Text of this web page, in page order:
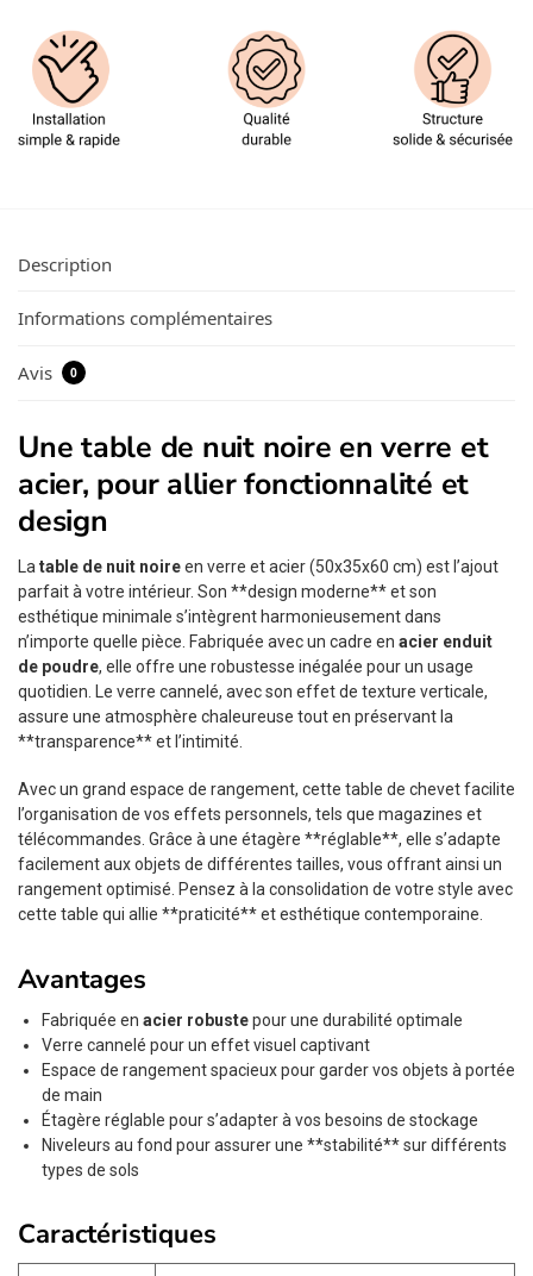
Description
Informations complémentaires
Avis 0
Une table de nuit noire en verre et
acier, pour allier fonctionnalité et
design
La table de nuit noireen verre et acier (50x35x60 cm) est l’ajout
parfait à votre intérieur. Son **design moderne** et son
esthétique minimale s’intègrent harmonieusement dans
n’importe quelle pièce. Fabriquée avec un cadre en acier enduit
de poudre, elle offre une robustesse inégalée pour un usage
quotidien. Le verre cannelé, avec son effet de texture verticale,
assure une atmosphère chaleureuse tout en préservant la
**transparence** et l’intimité.
Avec un grand espace de rangement, cette table de chevet facilite
l’organisation de vos effets personnels, tels que magazines et
télécommandes. Grâce à une étagère **réglable**, elle s’adapte
facilement aux objets de différentes tailles, vous offrant ainsi un
rangement optimisé. Pensez à la consolidation de votre style avec
cette table qui allie **praticité** et esthétique contemporaine.
Avantages
Fabriquée en acier robustepour une durabilité optimale
Verre cannelé pour un effet visuel captivant
Espace de rangement spacieux pour garder vos objets à portée
de main
Étagère réglable pour s’adapter à vos besoins de stockage
Niveleurs au fond pour assurer une **stabilité** sur différents
types de sols
Caractéristiques